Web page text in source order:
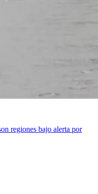
regiones bajo alerta por